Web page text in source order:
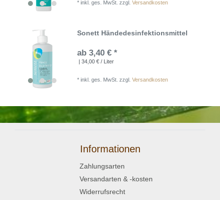
*inkl. ges. MwSt. zzgl.Versandkosten
Sonett Händedesinfektionsmittel
ab 3,40 € *
| 34,00 € / Liter
*inkl. ges. MwSt. zzgl.Versandkosten
Informationen
Zahlungsarten
Versandarten & -kosten
Widerrufsrecht